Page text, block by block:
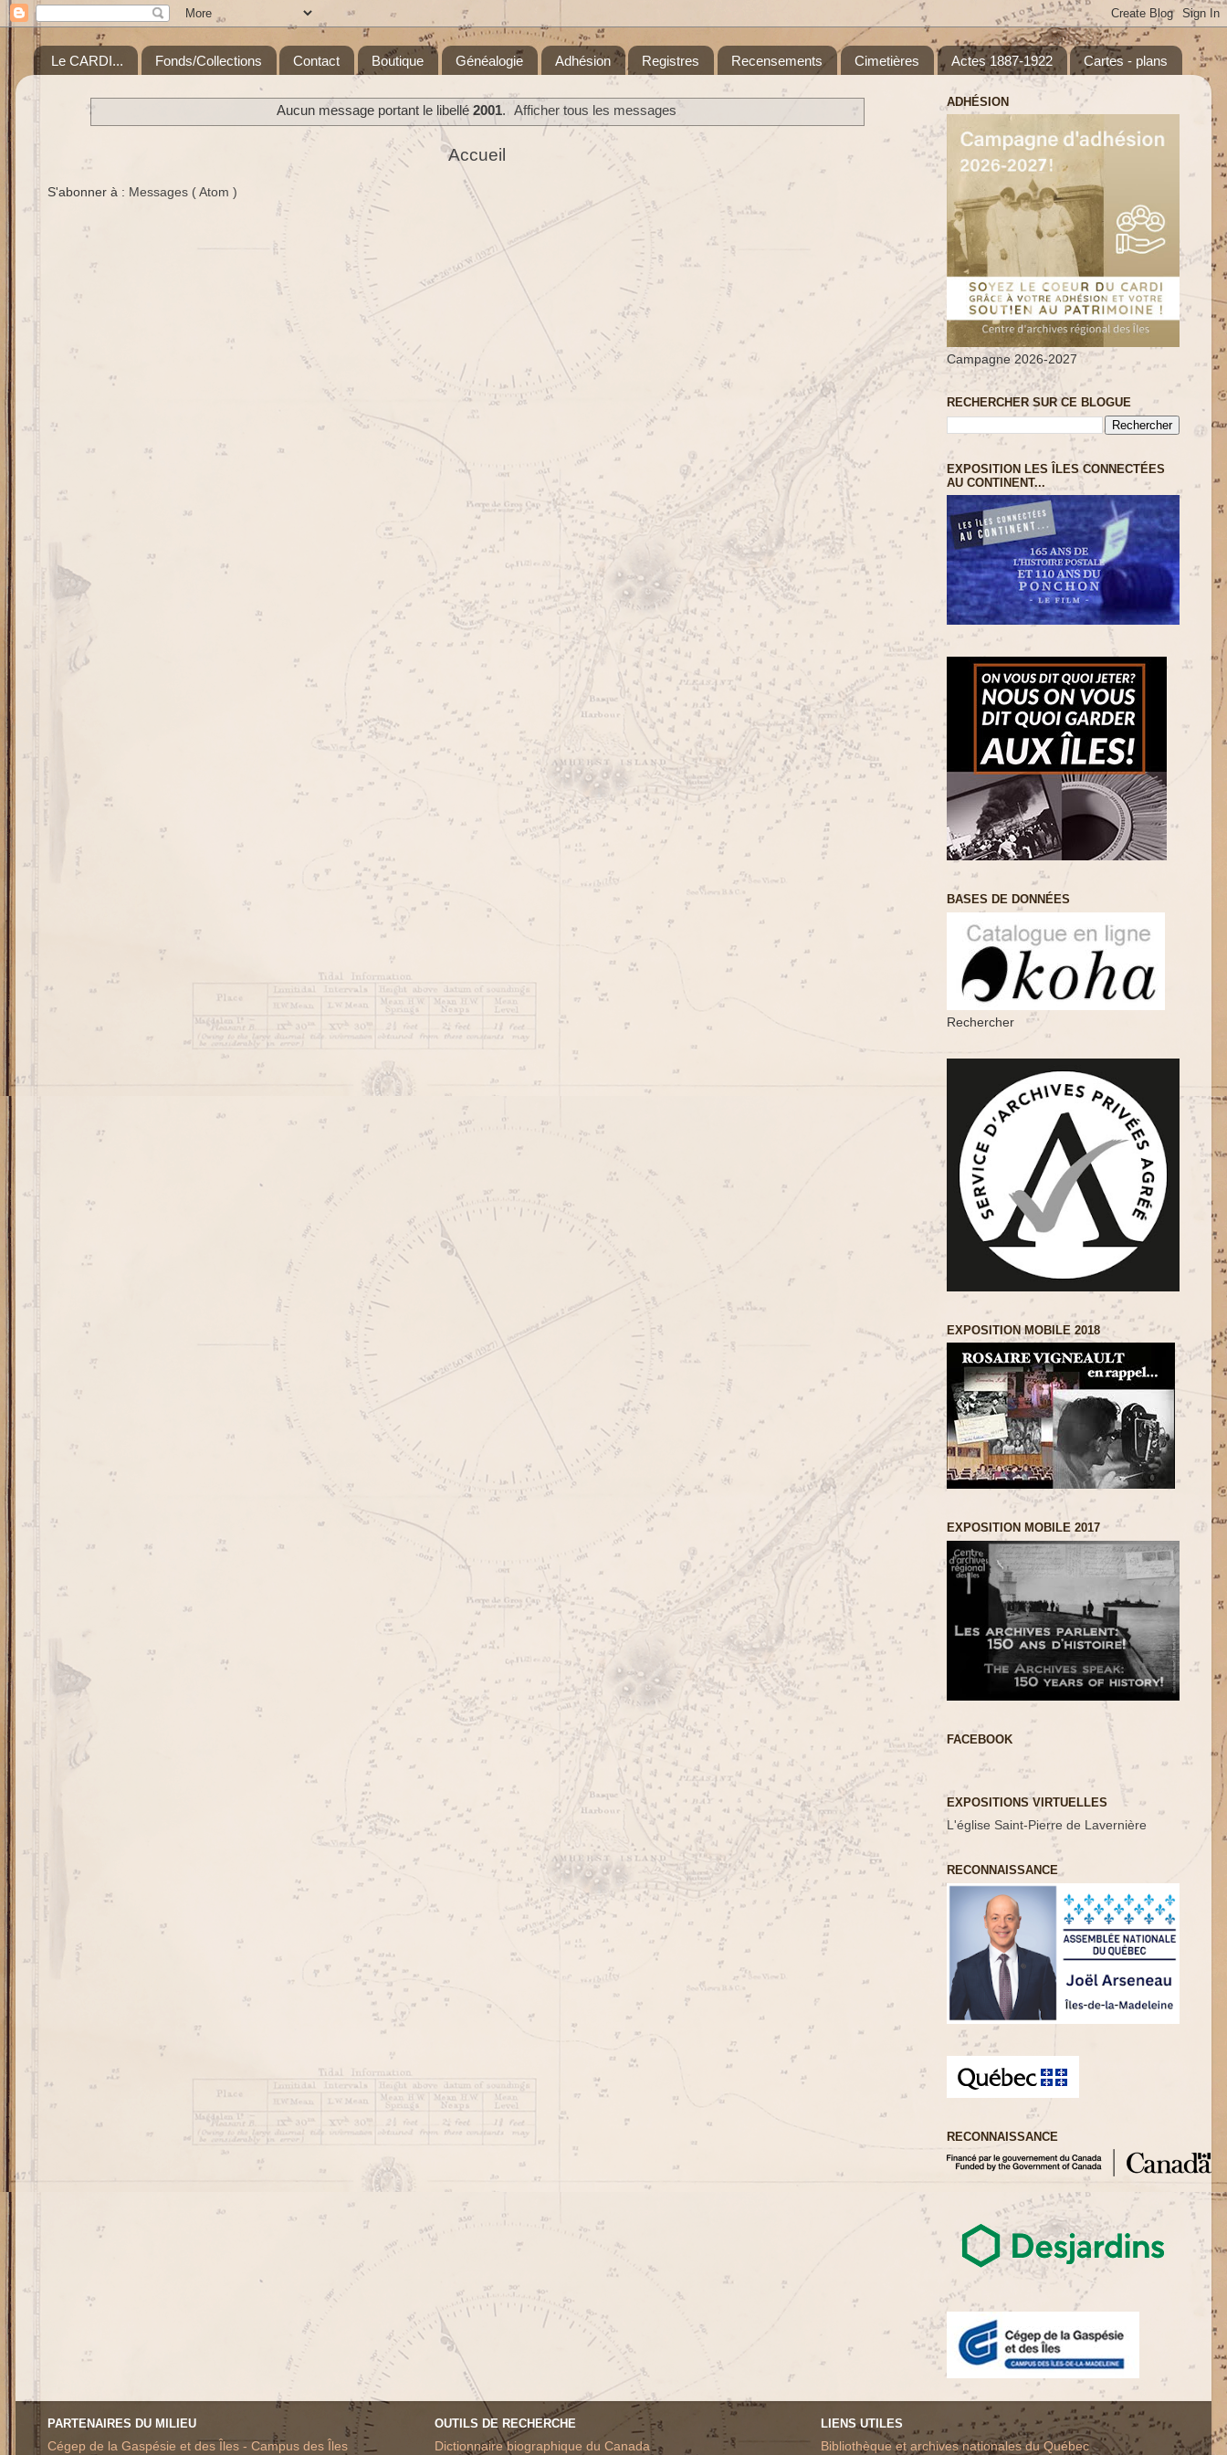
Le CARDI... Fonds/Collections Contact Boutique Généalogie Adhésion Registres Recensements Cimetières Actes 1887-1922 Cartes - plans
Aucun message portant le libellé 2001. Afficher tous les messages
Accueil
S'abonner à : Messages ( Atom )
ADHÉSION
Campagne 2026-2027
RECHERCHER SUR CE BLOGUE
EXPOSITION LES ÎLES CONNECTÉES
AU CONTINENT...
BASES DE DONNÉES
Rechercher
EXPOSITION MOBILE 2018
EXPOSITION MOBILE 2017
FACEBOOK
EXPOSITIONS VIRTUELLES
L'église Saint-Pierre de Lavernière
RECONNAISSANCE
RECONNAISSANCE
PARTENAIRES DU MILIEU
Cégep de la Gaspésie et des Îles - Campus des Îles
OUTILS DE RECHERCHE
Dictionnaire biographique du Canada
LIENS UTILES
Bibliothèque et archives nationales du Québec